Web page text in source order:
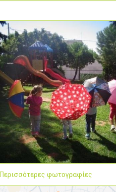
Περισσότερες φωτογραφίες